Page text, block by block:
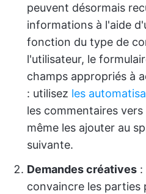
peuvent désormais
informations à l'aide
fonction du type de
l'utilisateur, le
champs appropriés à
: utilisez les
les commentaires
même les ajouter au
suivante.
Demandes créatives :
convaincre les parties